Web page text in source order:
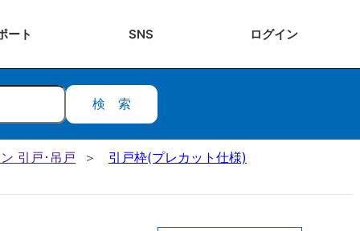
ート SNS ログイン
検索
引戸･吊戸 引戸枠(プレカット仕様)